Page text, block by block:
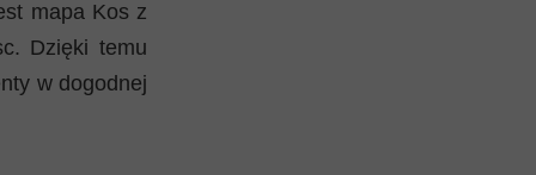
mapa Kos z
Dzięki temu
w dogodnej